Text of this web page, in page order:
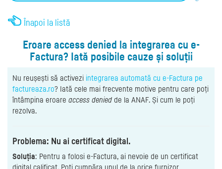
Înapoi la listă
Eroare access denied la integrarea cu e-
Factura? Iată posibile cauze și soluții
Nu reușești să activezi integrarea automată cu e-Factura pe
factureaza.ro? Iată cele mai frecvente motive pentru care poți
întâmpina eroare access denied de la ANAF. Și cum le poți
rezolva.
Problema: Nu ai certificat digital.
Soluția: Pentru a folosi e-Factura, ai nevoie de un certificat
digital calificat. Poți cumpăra unul de la orice furnizor